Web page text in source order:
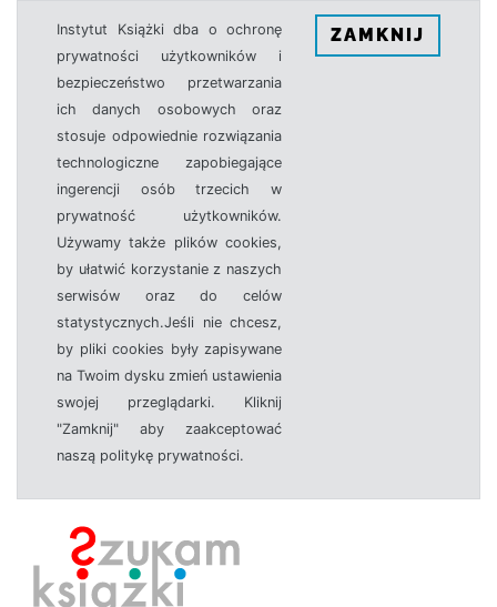
Instytut Książki dba o ochronę
prywatności użytkowników i
bezpieczeństwo przetwarzania
ich danych osobowych oraz
stosuje odpowiednie rozwiązania
technologiczne zapobiegające
ingerencji osób trzecich w
prywatność użytkowników.
Używamy także plików cookies,
by ułatwić korzystanie z naszych
serwisów oraz do celów
statystycznych.Jeśli nie chcesz,
by pliki cookies były zapisywane
na Twoim dysku zmień ustawienia
swojej przeglądarki. Kliknij
"Zamknij" aby zaakceptować
naszą politykę prywatności.
ZAMKNIJ